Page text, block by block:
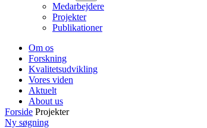
Medarbejdere
Projekter
Publikationer
Om os
Forskning
Kvalitetsudvikling
Vores viden
Aktuelt
About us
Forside Projekter
Ny søgning